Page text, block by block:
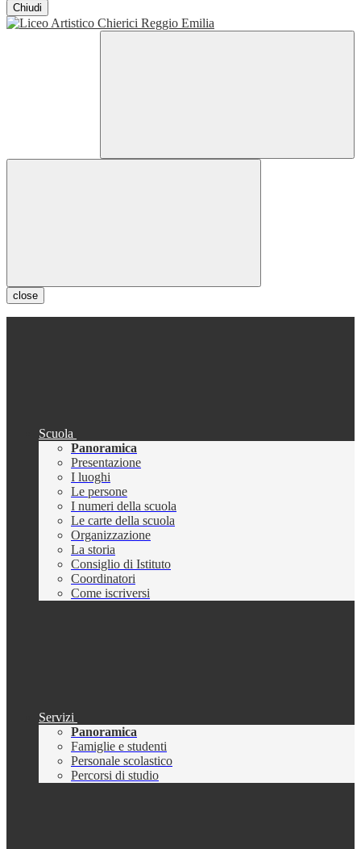
Chiudi
close
Scuola
Panoramica
Presentazione
I luoghi
Le persone
I numeri della scuola
Le carte della scuola
Organizzazione
La storia
Consiglio di Istituto
Coordinatori
Come iscriversi
Servizi
Panoramica
Famiglie e studenti
Personale scolastico
Percorsi di studio